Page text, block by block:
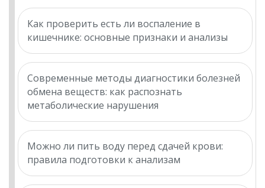
Как проверить есть ли воспаление в
кишечнике: основные признаки и анализы
Современные методы диагностики болезней
обмена веществ: как распознать
метаболические нарушения
Можно ли пить воду перед сдачей крови:
правила подготовки к анализам